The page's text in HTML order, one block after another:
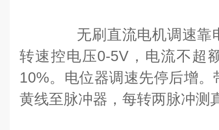
无刷直流电机调速靠
转速控电压0-5V，电流不超
10%。电位器调速先停后增
黄线至脉冲器，每转两脉冲测